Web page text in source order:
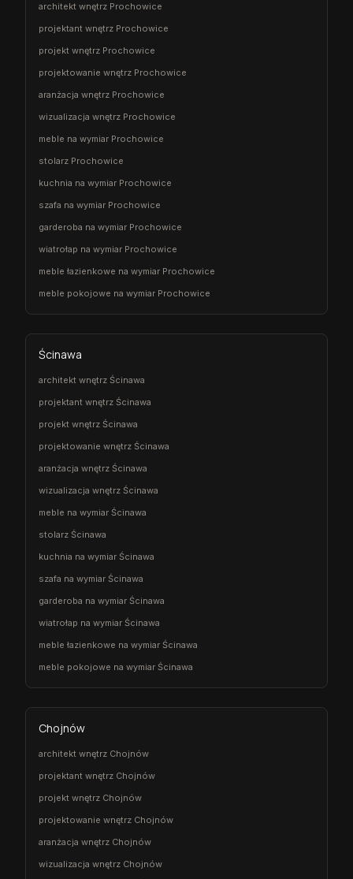
architekt wnętrz Prochowice
projektant wnętrz Prochowice
projekt wnętrz Prochowice
projektowanie wnętrz Prochowice
aranżacja wnętrz Prochowice
wizualizacja wnętrz Prochowice
meble na wymiar Prochowice
stolarz Prochowice
kuchnia na wymiar Prochowice
szafa na wymiar Prochowice
garderoba na wymiar Prochowice
wiatrołap na wymiar Prochowice
meble łazienkowe na wymiar Prochowice
meble pokojowe na wymiar Prochowice
Ścinawa
architekt wnętrz Ścinawa
projektant wnętrz Ścinawa
projekt wnętrz Ścinawa
projektowanie wnętrz Ścinawa
aranżacja wnętrz Ścinawa
wizualizacja wnętrz Ścinawa
meble na wymiar Ścinawa
stolarz Ścinawa
kuchnia na wymiar Ścinawa
szafa na wymiar Ścinawa
garderoba na wymiar Ścinawa
wiatrołap na wymiar Ścinawa
meble łazienkowe na wymiar Ścinawa
meble pokojowe na wymiar Ścinawa
Chojnów
architekt wnętrz Chojnów
projektant wnętrz Chojnów
projekt wnętrz Chojnów
projektowanie wnętrz Chojnów
aranżacja wnętrz Chojnów
wizualizacja wnętrz Chojnów